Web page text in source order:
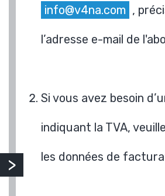
info@v4na.com ,
l’adresse e-mail de
Si vous avez besoin
indiquant la TVA,
les données de